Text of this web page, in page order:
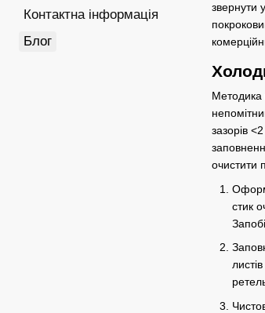
звернути
Методика
зазорів
очистити
стик
Контактна інформація
Блог